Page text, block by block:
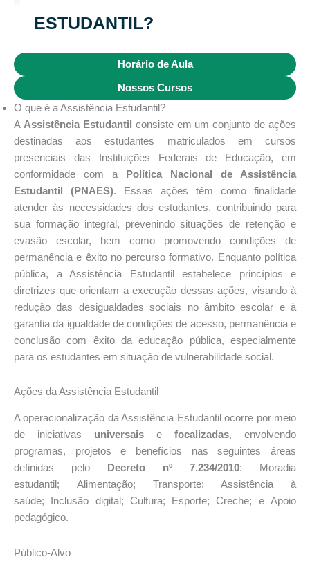
ESTUDANTIL?
Horário de Aula
Nossos Cursos
O que é a Assistência Estudantil?
A Assistência Estudantil consiste em um conjunto de ações
destinadas aos estudantes matriculados em cursos
presenciais das Instituições Federais de Educação, em
conformidade com a Política Nacional de Assistência
Estudantil (PNAES). Essas ações têm como finalidade
atender às necessidades dos estudantes, contribuindo para
sua formação integral, prevenindo situações de retenção e
evasão escolar, bem como promovendo condições de
permanência e êxito no percurso formativo. Enquanto política
pública, a Assistência Estudantil estabelece princípios e
diretrizes que orientam a execução dessas ações, visando à
redução das desigualdades sociais no âmbito escolar e à
garantia da igualdade de condições de acesso, permanência e
conclusão com êxito da educação pública, especialmente
para os estudantes em situação de vulnerabilidade social.
Ações da Assistência Estudantil
A operacionalização da Assistência Estudantil ocorre por meio
de iniciativas universais e focalizadas, envolvendo
programas, projetos e benefícios nas seguintes áreas
definidas pelo Decreto nº 7.234/2010: Moradia
estudantil; Alimentação; Transporte;Assistência à
saúde; Inclusão digital; Cultura; Esporte;Creche; eApoio
pedagógico.
Público-Alvo